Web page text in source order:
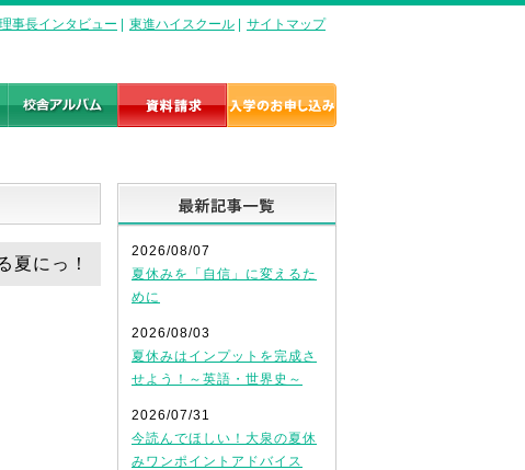
事長インタビュー 東進ハイスクール サイトマップ
にっ！
2026/08/07
夏休みを「自信」に変えるた
めに
2026/08/03
夏休みはインプットを完成さ
せよう！～英語・世界史～
2026/07/31
今読んでほしい！大泉の夏休
みワンポイントアドバイス